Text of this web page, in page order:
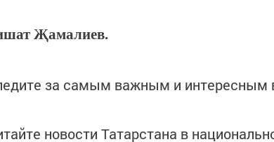
Җамалиев.
за самым важным и интересным
новости Татарстана в